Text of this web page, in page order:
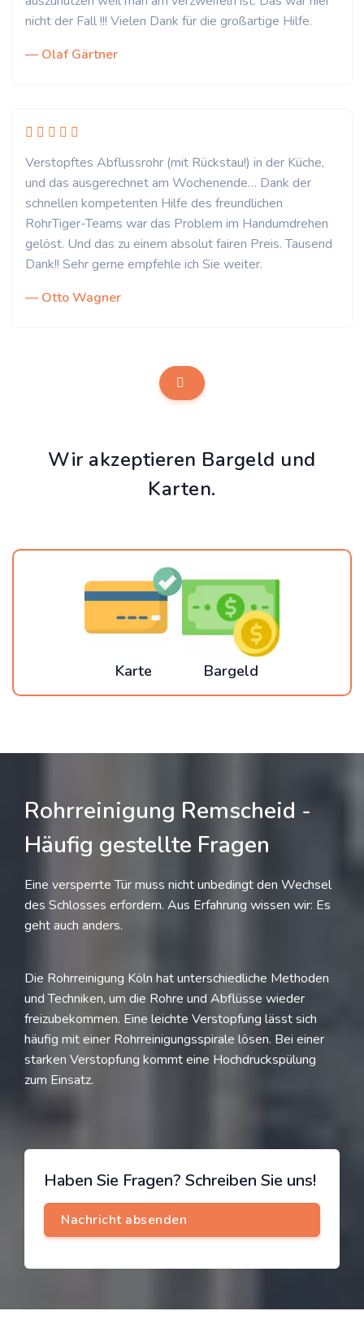
nicht der Fall !!! Vielen Dank für die großartige Hilfe.
— Olaf Gärtner
Verstopftes Abflussrohr (mit Rückstau!) in der Küche,
und das ausgerechnet am Wochenende… Dank der
schnellen kompetenten Hilfe des freundlichen
RohrTiger-Teams war das Problem im Handumdrehen
gelöst. Und das zu einem absolut fairen Preis. Tausend
Dank!! Sehr gerne empfehle ich Sie weiter.
— Otto Wagner
Wir akzeptieren Bargeld und
Karten.
Karte Bargeld
Rohrreinigung Remscheid -
Häufig gestellte Fragen
Eine versperrte Tür muss nicht unbedingt den Wechsel
des Schlosses erfordern. Aus Erfahrung wissen wir: Es
geht auch anders.
Die Rohrreinigung Köln hat unterschiedliche Methoden
und Techniken, um die Rohre und Abflüsse wieder
freizubekommen. Eine leichte Verstopfung lässt sich
häufig mit einer Rohrreinigungsspirale lösen. Bei einer
starken Verstopfung kommt eine Hochdruckspülung
zum Einsatz.
Haben Sie Fragen? Schreiben Sie uns!